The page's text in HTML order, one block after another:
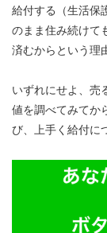
給付する（生活保
のまま住み続けて
済むからという理
いずれにせよ、売
値を調べてみてか
び、上手く給付に